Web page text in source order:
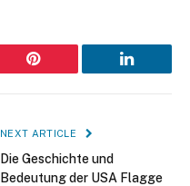
Pinterest LinkedIn
NEXT ARTICLE
Die Geschichte und
Bedeutung der USA Flagge